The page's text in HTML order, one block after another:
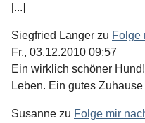
[...]
Siegfried Langer zu Folge
Fr., 03.12.2010 09:57
Ein wirklich schöner
Leben. Ein gutes
Susanne zu Folge mir